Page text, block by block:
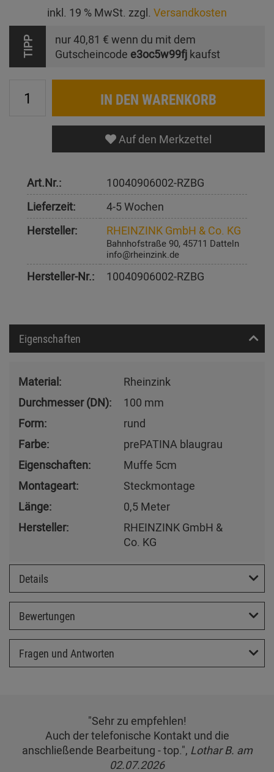
inkl. 19 % MwSt. zzgl. Versandkosten
TIPP nur40,81 € wenn du mit dem
Gutscheincode e3oc5w99fj kaufst
IN DEN WARENKORB
Auf den Merkzettel
Art.Nr.:
10040906002-RZBG
Lieferzeit:
4-5 Wochen
Hersteller:
RHEINZINK GmbH & Co. KG
Bahnhofstraße 90, 45711 Datteln
info@rheinzink.de
Hersteller-Nr.: 10040906002-RZBG
Eigenschaften
Material:
Rheinzink
Durchmesser (DN):
100 mm
Form:
rund
Farbe:
prePATINA blaugrau
Eigenschaften:
Muffe 5cm
Montageart:
Steckmontage
Länge:
0,5 Meter
Hersteller:
RHEINZINK GmbH &
Co. KG
Details
Bewertungen
Fragen und Antworten
"Sehr zu empfehlen!
Auch der telefonische Kontakt und die
anschließende Bearbeitung - top.", Lothar B. am
02.07.2026